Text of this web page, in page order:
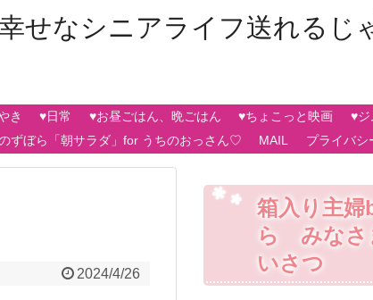
せなシニアライフ送れるじ
き ♥日常 ♥お昼ごはん、晩ごはん ♥ちょこっと映画 ♥ジ
ずぼら「朝サラダ」for うちのおっさん♡ MAIL プライバシ
2024/4/26
箱入り主婦
ら みなさ
いさつ